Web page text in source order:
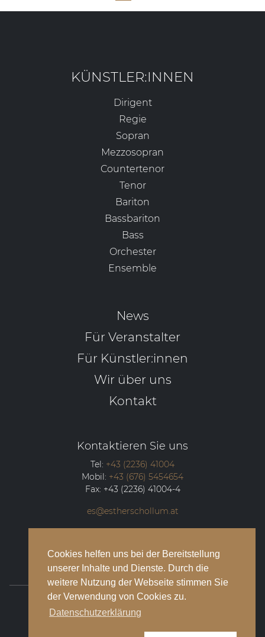
Cookies helfen uns bei der Bereitstellung
unserer Inhalte und Dienste. Durch die
weitere Nutzung der Webseite stimmen Sie
der Verwendung von Cookies zu.
Datenschutzerklärung
KÜNSTLER:INNEN
Dirigent
Regie
Sopran
Mezzosopran
Countertenor
Tenor
Bariton
Bassbariton
Bass
Orchester
Ensemble
News
Für Veranstalter
Für Künstler:innen
Wir über uns
Kontakt
Kontaktieren Sie uns
Tel: +43 (2236) 41004
Mobil: +43 (676) 5454654
Fax: +43 (2236) 41004-4
es@estherschollum.at
2340 Mödling
Impressum